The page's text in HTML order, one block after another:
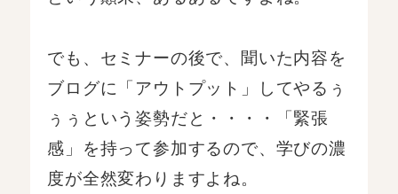
でも、セミナーの後で、聞いた内容を
ブログに「アウトプット」してやるぅ
ぅぅという姿勢だと・・・・「緊張
感」を持って参加するので、学びの濃
度が全然変わりますよね。